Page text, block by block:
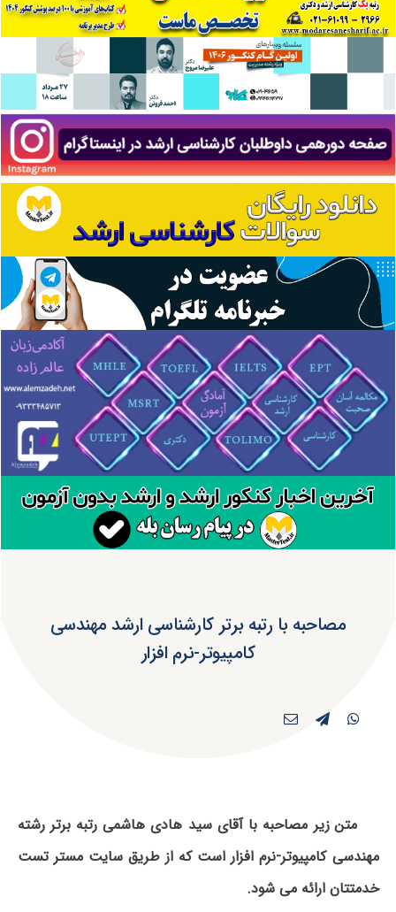
مصاحبه با رتبه برتر کارشناسی ارشد مهندسی
کامپیوتر-نرم افزار
متن زیر مصاحبه با آقای سید هادی هاشمی رتبه برتر رشته
مهندسی کامپیوتر-نرم افزار است که از طریق سایت مستر تست
خدمتتان ارائه می شود.